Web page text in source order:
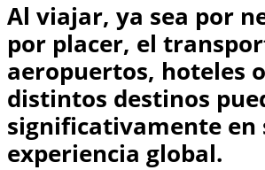
Al viajar, ya sea por
por placer, el
aeropuertos, hoteles
distintos destinos
significativamente en
experiencia global.